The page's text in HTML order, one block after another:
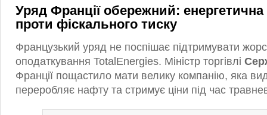
Уряд Франції обережний: енергетична
проти фіскального тиску
Французький уряд не поспішає підтримувати
оподаткування TotalEnergies. Міністр торгівлі
Франції пощастило мати велику компанію, яка
переробляє нафту та стримує ціни під час